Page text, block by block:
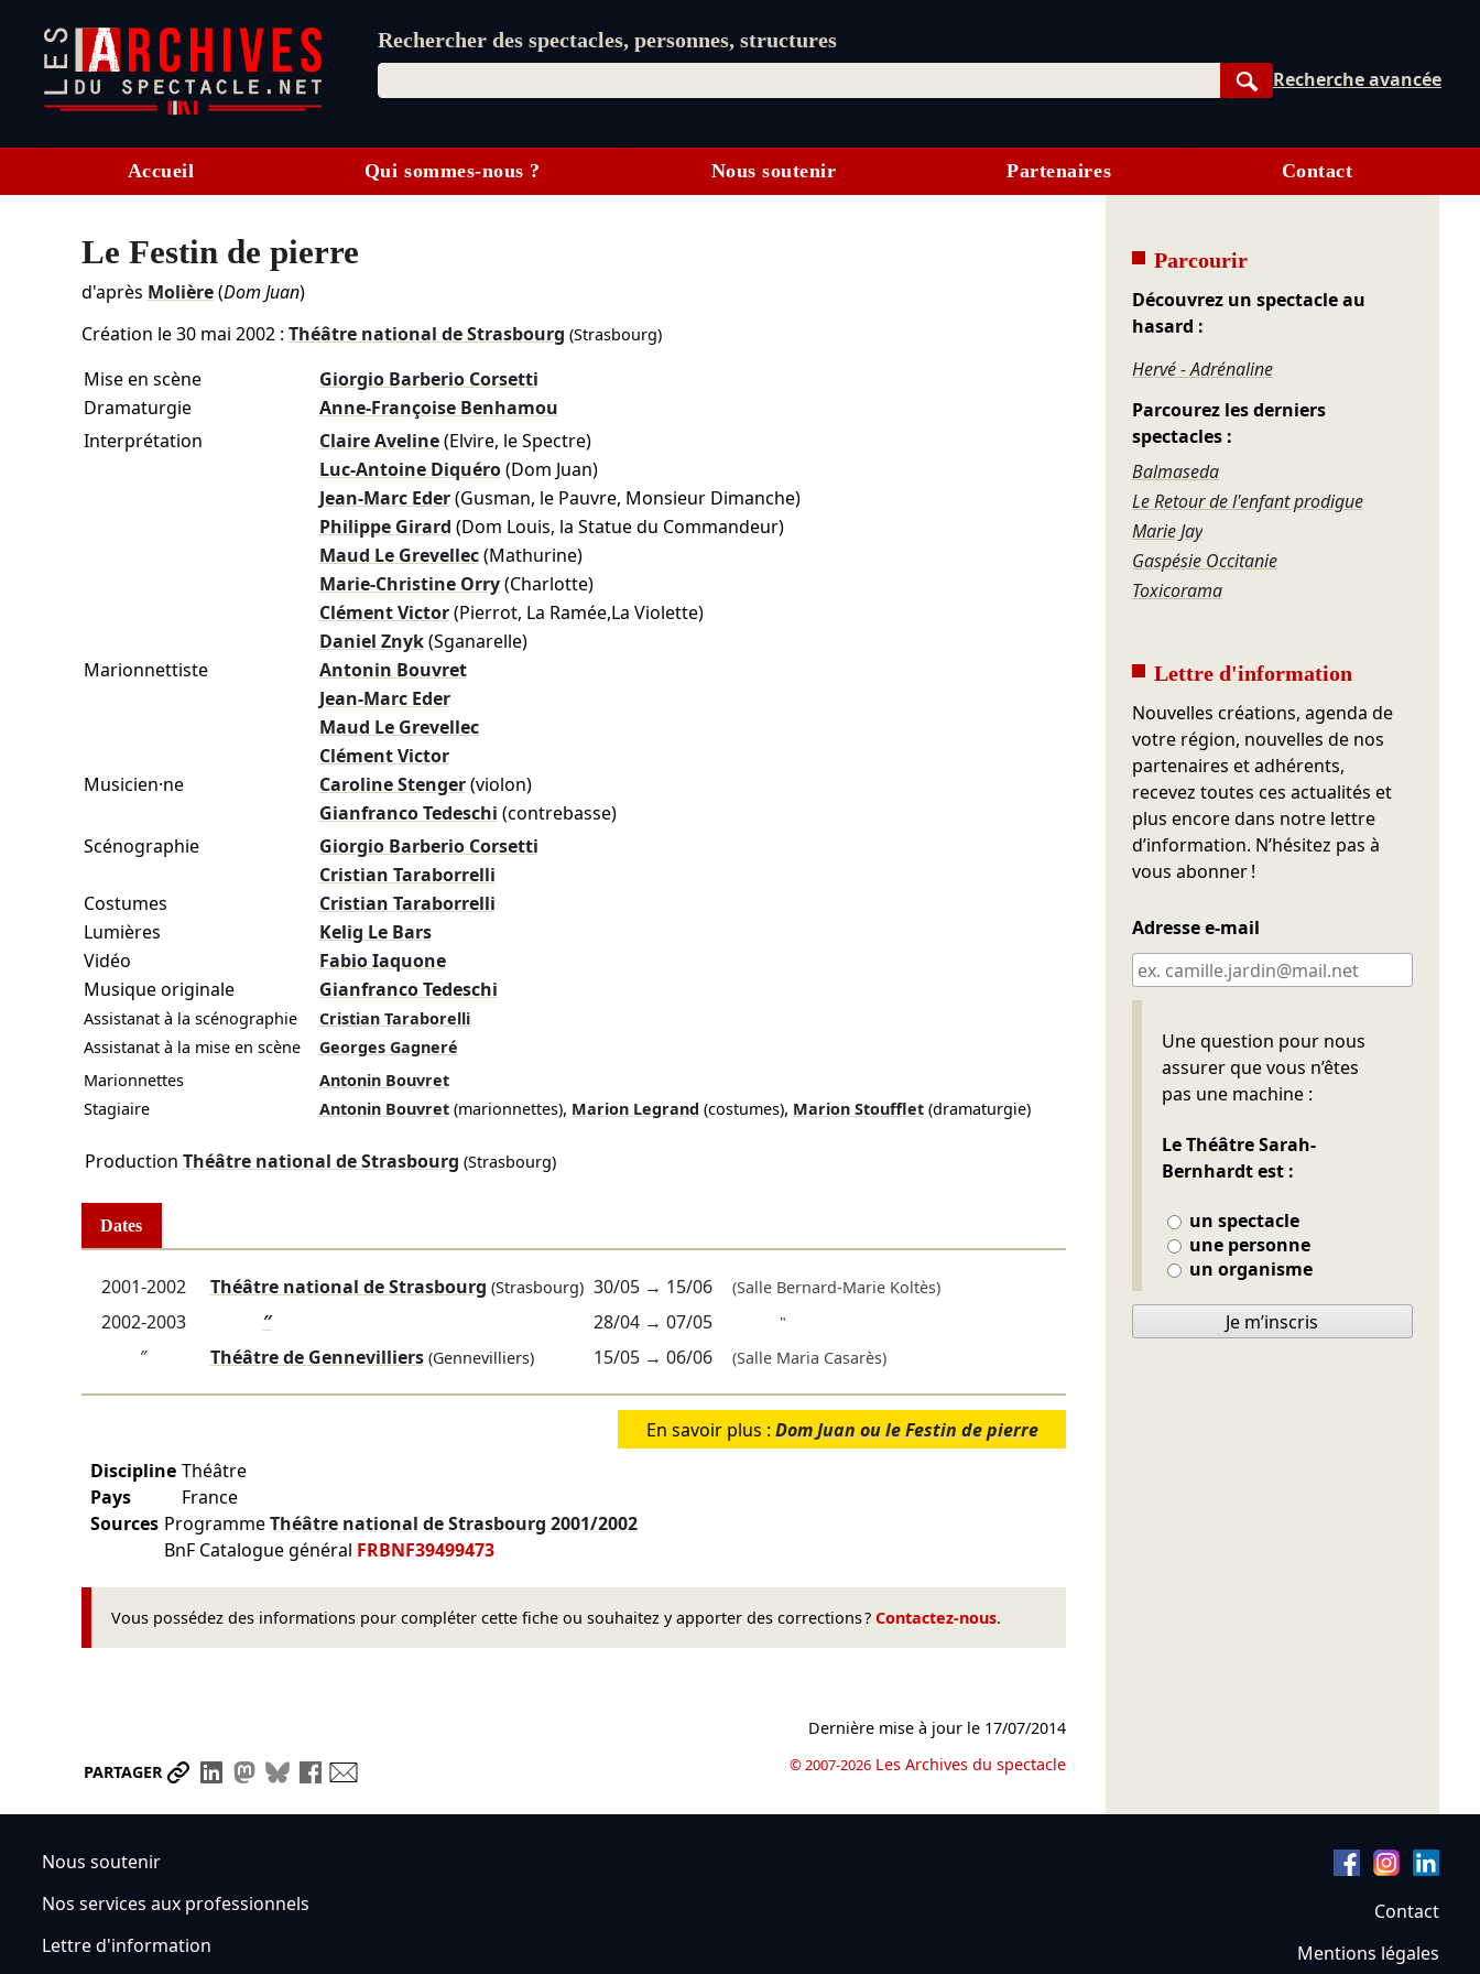
Rechercher des spectacles, personnes, structures
Rechercher
Recherche avancée
Accueil Qui sommes-nous ? Nous soutenir Partenaires Contact
Le Festin de pierre
d'après Molière(Dom Juan)
Création le30 mai 2002: Théâtre national de Strasbourg (Strasbourg)
Mise en scène
Giorgio Barberio Corsetti
Dramaturgie
Anne-Françoise Benhamou
Interprétation
Claire Aveline (Elvire, le Spectre)
Luc-Antoine Diquéro (Dom Juan)
Jean-Marc Eder (Gusman, le Pauvre, Monsieur Dimanche)
Philippe Girard (Dom Louis, la Statue du Commandeur)
Maud Le Grevellec (Mathurine)
Marie-Christine Orry (Charlotte)
Clément Victor (Pierrot, La Ramée,La Violette)
Daniel Znyk (Sganarelle)
Marionnettiste
Antonin Bouvret
Jean-Marc Eder
Maud Le Grevellec
Clément Victor
Musicien·ne
Caroline Stenger (violon)
Gianfranco Tedeschi (contrebasse)
Scénographie
Giorgio Barberio Corsetti
Cristian Taraborrelli
Costumes
Cristian Taraborrelli
Lumières
Kelig Le Bars
Vidéo
Fabio Iaquone
Musique originale
Gianfranco Tedeschi
Assistanat à la scénographie
Cristian Taraborelli
Assistanat à la mise en scène
Georges Gagneré
Marionnettes
Antonin Bouvret
Stagiaire
Antonin Bouvret (marionnettes), Marion Legrand (costumes), Marion Stoufflet (dramaturgie)
Production Théâtre national de Strasbourg (Strasbourg)
Dates
2001-2002 Théâtre national de Strasbourg (Strasbourg) 30/05→ 15/06 (Salle Bernard-Marie Koltès)
2002-2003 ″ 28/04→ 07/05 "
″ Théâtre de Gennevilliers(Gennevilliers) 15/05→ 06/06 (Salle Maria Casarès)
En savoir plus : Dom Juan ou le Festin de pierre
Discipline Théâtre
Pays
France
Sources ProgrammeThéâtre national de Strasbourg2001/2002
BnF Catalogue général FRBNF39499473
Vous possédez des informations pour compléter cette fiche ou souhaitez y apporter des corrections ? Contactez-nous.
PARTAGER Partager le lien
Partager sur LinkedIn
Partager sur Mastodon
Partager sur Bluesky
Partager sur Facebook
Dernière mise à jour le 17/07/2014
© 2007-2026 Les Archives du spectacle
Parcourir
Découvrez un spectacle au
hasard :
Hervé - Adrénaline
Parcourez les derniers
spectacles :
Balmaseda
Le Retour de l'enfant prodigue
Marie Jay
Gaspésie Occitanie
Toxicorama
Lettre d'information
Nouvelles créations, agenda de
votre région, nouvelles de nos
partenaires et adhérents,
recevez toutes ces actualités et
plus encore dans notre lettre
d’information. N’hésitez pas à
vous abonner !
Adresse e-mail
Une question pour nous
assurer que vous n’êtes
pas une machine :
Le Théâtre Sarah-
Bernhardt est :
un spectacle
une personne
un organisme
Ne pas remplir
Je m’inscris
Nous soutenir
Nos services aux professionnels
Lettre d'information
Contact
Mentions légales